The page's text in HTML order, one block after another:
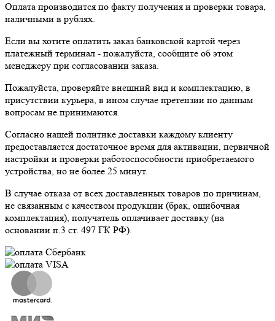
Оплата производится по факту получения и проверки товара,
наличными в рублях.
Если вы хотите оплатить заказ банковской картой через
платежный терминал - пожалуйста, сообщите об этом
менеджеру при согласовании заказа.
Пожалуйста, проверяйте внешний вид и комплектацию, в
присутствии курьера, в ином случае претензии по данным
вопросам не принимаются.
Согласно нашей политике доставки каждому клиенту
предоставляется достаточное время для активации, первичной
настройки и проверки работоспособности приобретаемого
устройства, но не более 25 минут.
В случае отказа от всех доставленных товаров по причинам,
не связанным с качеством продукции (брак, ошибочная
комплектация), получатель оплачивает доставку (на
основании п.3 ст. 497 ГК РФ).